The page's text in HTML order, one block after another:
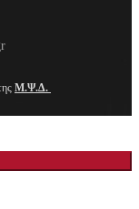
Μ.Ψ.Δ.